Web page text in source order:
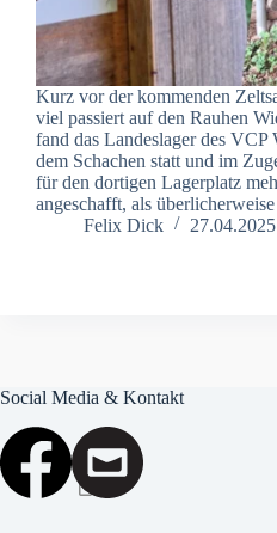
Kurz vor der kommenden
viel passiert auf den Rauhen
fand das Landeslager des VCP
dem Schachen statt und im
für den dortigen Lagerplatz
angeschafft, als
Felix Dick
27.04.2025
Social Media & Kontakt